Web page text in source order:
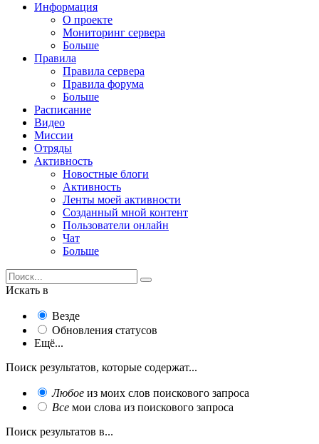
Информация
О проекте
Мониторинг сервера
Больше
Правила
Правила сервера
Правила форума
Больше
Расписание
Видео
Миссии
Отряды
Активность
Новостные блоги
Активность
Ленты моей активности
Созданный мной контент
Пользователи онлайн
Чат
Больше
Искать в
Везде
Обновления статусов
Ещё...
Поиск результатов, которые содержат...
Любое из моих слов поискового запроса
Все мои слова из поискового запроса
Поиск результатов в...